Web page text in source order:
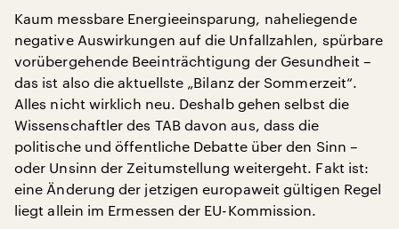
Kaum messbare Energieeinsparung, naheliegende
negative Auswirkungen auf die Unfallzahlen, spürbare
vorübergehende Beeinträchtigung der Gesundheit –
das ist also die aktuellste „Bilanz der Sommerzeit“.
Alles nicht wirklich neu. Deshalb gehen selbst die
Wissenschaftler des TAB davon aus, dass die
politische und öffentliche Debatte über den Sinn –
oder Unsinn der Zeitumstellung weitergeht. Fakt ist:
eine Änderung der jetzigen europaweit gültigen Regel
liegt allein im Ermessen der EU-Kommission.